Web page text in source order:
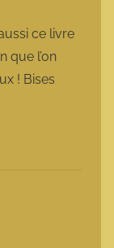
ce livre
que l’on
! Bises